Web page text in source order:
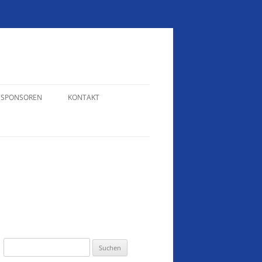
SAISONABSCHLUSS 2017
SPONSOREN KONTAKT
nach: